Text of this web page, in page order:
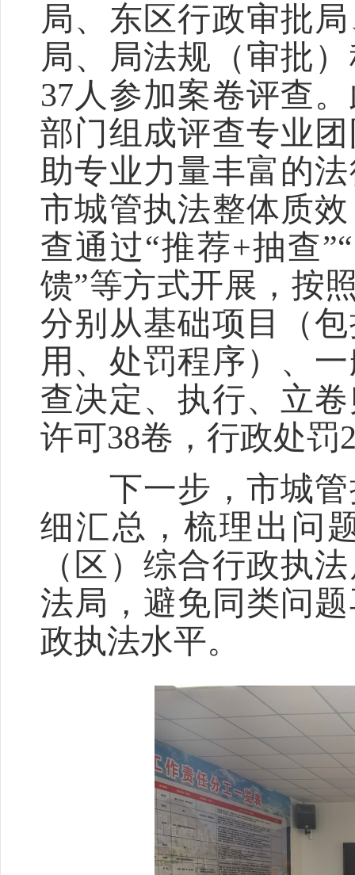
局、东区行政审批
局、局法规（审批
37人参加案卷评查
部门组成评查专业
助专业力量丰富的
市城管执法整体质
查通过“推荐+抽查
馈”等方式开展，按
分别从基础项目（
用、处罚程序）、
查决定、执行、立
许可38卷，行政处罚
下一步，市城管
细汇总，梳理出问
（区）综合行政执
法局，避免同类问
政执法水平。